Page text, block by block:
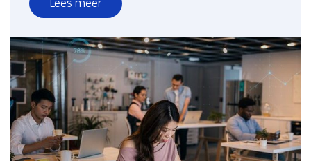
Lees meer
over
TNO
en
ASML
bundelen
krachten
om
Europese
productie